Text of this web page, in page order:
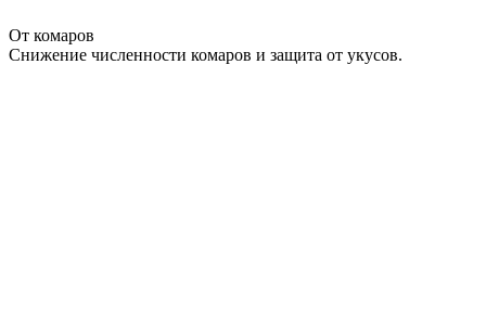
От комаров
Снижение численности комаров и защита от укусов.